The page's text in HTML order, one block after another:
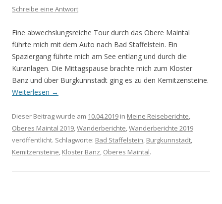
Schreibe eine Antwort
Eine abwechslungsreiche Tour durch das Obere Maintal
führte mich mit dem Auto nach Bad Staffelstein. Ein
Spaziergang führte mich am See entlang und durch die
Kuranlagen. Die Mittagspause brachte mich zum Kloster
Banz und über Burgkunnstadt ging es zu den Kemitzensteine.
Weiterlesen →
Dieser Beitrag wurde am 10.04.2019 in Meine Reiseberichte,
Oberes Maintal 2019,Wanderberichte,Wanderberichte 2019
veröffentlicht. Schlagworte: Bad Staffelstein, Burgkunnstadt,
Kemitzensteine, Kloster Banz, Oberes Maintal.